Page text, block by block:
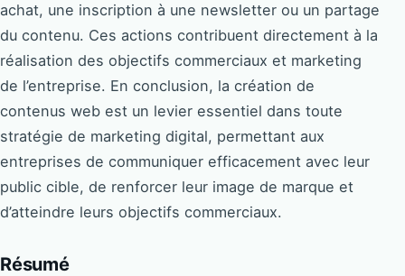
achat, une inscription à une newsletter ou un partage
du contenu. Ces actions contribuent directement à la
réalisation des objectifs commerciaux et marketing
de l’entreprise. En conclusion, la création de
contenus web est un levier essentiel dans toute
stratégie de marketing digital, permettant aux
entreprises de communiquer efficacement avec leur
public cible, de renforcer leur image de marque et
d’atteindre leurs objectifs commerciaux.
Résumé